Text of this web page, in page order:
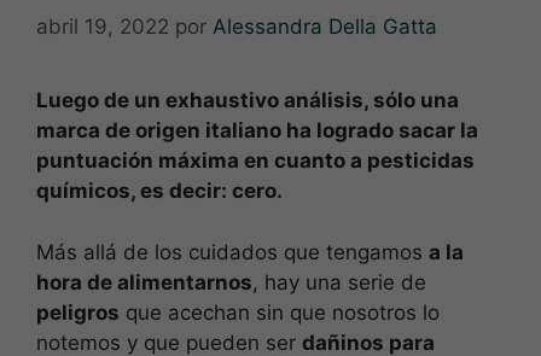
abril 19, 2022 por Alessandra Della Gatta
Luego de un exhaustivo análisis, sólo una
marca de origen italiano ha logrado sacar la
puntuación máxima en cuanto a pesticidas
químicos, es decir: cero.
Más allá de los cuidados que tengamos a la
hora de alimentarnos, hay una serie de
peligros que acechan sin que nosotros lo
notemos y que pueden ser dañinos para